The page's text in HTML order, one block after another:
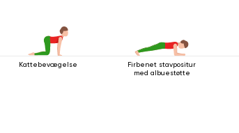
Kattebevægelse
Firbenet stavpositur
med albuestøtte